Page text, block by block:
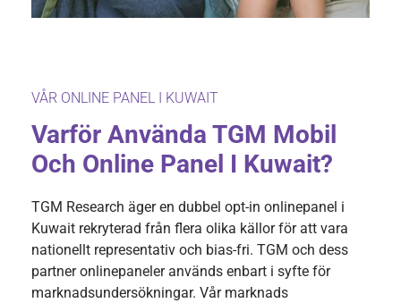
VÅR ONLINE PANEL I KUWAIT
Varför Använda TGM Mobil
Och Online Panel I Kuwait?
TGM Research äger en dubbel opt-in onlinepanel i
Kuwait rekryterad från flera olika källor för att vara
nationellt representativ och bias-fri. TGM och dess
partner onlinepaneler används enbart i syfte för
marknadsundersökningar. Vår marknads